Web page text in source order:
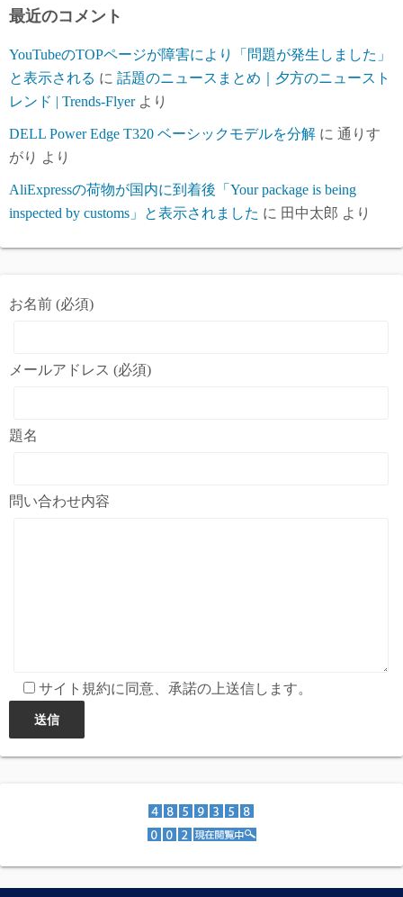
ブ
最近のコメント
YouTubeのTOPページが障害により「問題が発生しました」
と表示される に 話題のニュースまとめ｜夕方のニュースト
レンド | Trends-Flyerより
DELL Power Edge T320 ベーシックモデルを分解 に 通りす
がり より
AliExpressの荷物が国内に到着後「Your package is being
inspected by customs」と表示されました に 田中太郎 より
お名前 (必須)
メールアドレス (必須)
題名
問い合わせ内容
サイト規約に同意、承諾の上送信します。